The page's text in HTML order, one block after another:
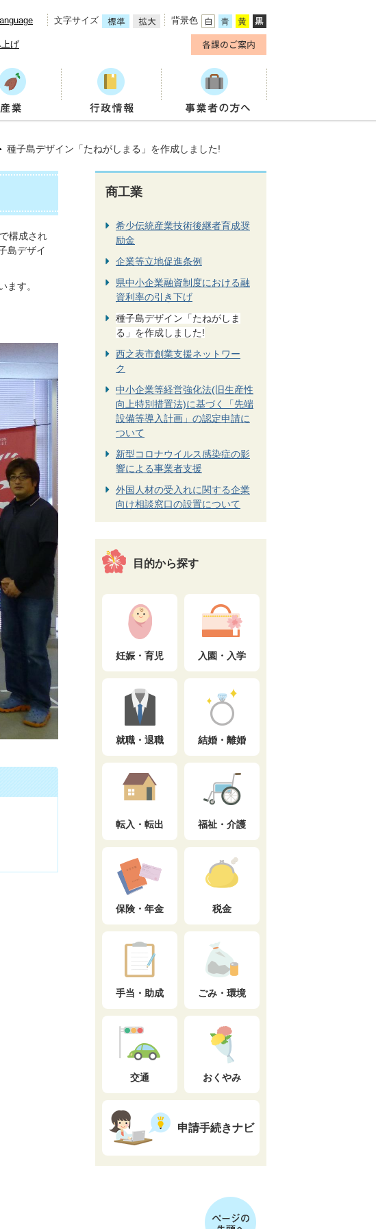
文字サイズ 背景色
げ
種子島デザイン「たねがしまる」を作成しました!
構成され
島デザイ
ます。
商工業
希少伝統産業技術後継者育成奨
励金
企業等立地促進条例
県中小企業融資制度における融
資利率の引き下げ
種子島デザイン「たねがしま
る」を作成しました!
西之表市創業支援ネットワー
ク
中小企業等経営強化法(旧生産性
向上特別措置法)に基づく「先端
設備等導入計画」の認定申請に
ついて
新型コロナウイルス感染症の影
響による事業者支援
外国人材の受入れに関する企業
向け相談窓口の設置について
目的から探す
妊娠・育児 入園・入学
就職・退職 結婚・離婚
転入・転出 福祉・介護
保険・年金 税金
手当・助成 ごみ・環境
交通 おくやみ
申請手続きナビ